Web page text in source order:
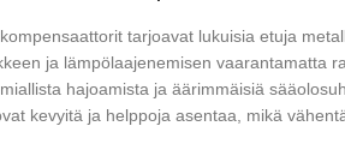
tarjoavat lukuisia etuja
ja lämpölaajenemisen vaarantamatta
hajoamista ja äärimmäisiä
kevyitä ja helppoja asentaa, mikä